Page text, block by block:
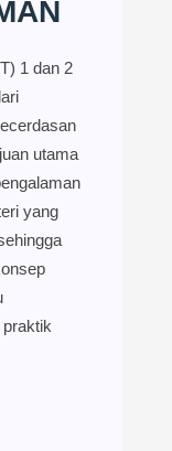
1 dan 2
utama
yang